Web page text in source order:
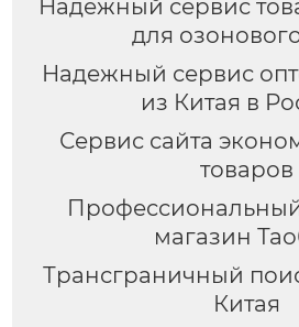
Надежный сервис
для
Надежный сервис
из Китая в
Сервис сайта
товаров
магазин
Трансграничный
Китая